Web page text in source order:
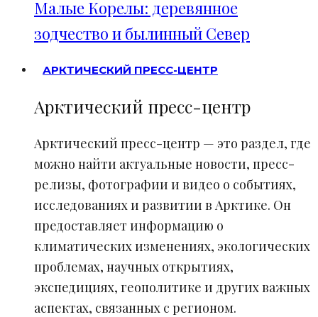
Малые Корелы: деревянное
зодчество и былинный Север
АРКТИЧЕСКИЙ ПРЕСС-ЦЕНТР
Арктический пресс-центр
Арктический пресс-центр — это раздел, где
можно найти актуальные новости, пресс-
релизы, фотографии и видео о событиях,
исследованиях и развитии в Арктике. Он
предоставляет информацию о
климатических изменениях, экологических
проблемах, научных открытиях,
экспедициях, геополитике и других важных
аспектах, связанных с регионом.